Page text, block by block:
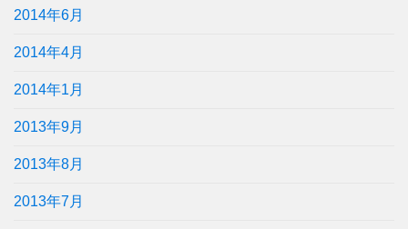
2014年6月
2014年4月
2014年1月
2013年9月
2013年8月
2013年7月